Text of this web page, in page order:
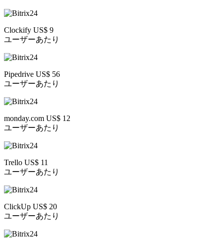
Clockify US$ 9
ユーザーあたり
Pipedrive US$ 56
ユーザーあたり
monday.com US$ 12
ユーザーあたり
Trello US$ 11
ユーザーあたり
ClickUp US$ 20
ユーザーあたり